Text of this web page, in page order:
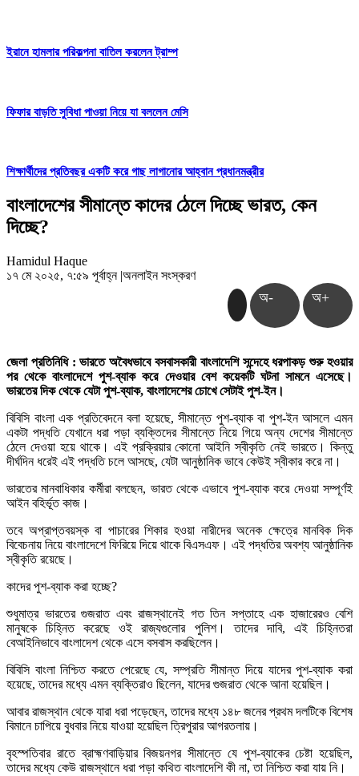
ইরানে হামলার পরিকল্পনা বাতিল করলেন ট্রাম্প
ফিফার বাড়তি সুবিধা পাওয়া নিয়ে যা বললেন মেসি
শিক্ষার্থীদের প্রতিবছর একটি করে গাছ লাগানোর আহ্বান প্রধানমন্ত্রীর
বাংলাদেশের সীমান্তে কাদের ঠেলে দিচ্ছে ভারত, কেন
দিচ্ছে?
Hamidul Haque
১৭ মে ২০২৫, ৭:৫৯ পূর্বাহ্ন |অনলাইন সংস্করণ
অ- অ+
জেলা প্রতিনিধি : ভারতে অবৈধভাবে বসবাসকারী বাংলাদেশি সন্দেহে ধরপাকড় শুরু হওয়ার
পর থেকে বাংলাদেশে পুশ-ব্যাক করে দেওয়ার বেশ কয়েকটি ঘটনা সামনে এসেছে।
ভারতের দিক থেকে যেটা পুশ-ব্যাক, বাংলাদেশের চোখে সেটাই পুশ-ইন।
বিবিসি বাংলা এক প্রতিবেদনে বলা হয়েছে, সীমান্তে পুশ-ব্যাক বা পুশ-ইন আসলে এমন
একটা পদ্ধতি যেখানে ধরা পড়া ব্যক্তিদের সীমান্তে নিয়ে গিয়ে অন্য দেশের সীমান্তে
ঠেলে দেওয়া হয়ে থাকে। এই প্রক্রিয়ার কোনো আইনি স্বীকৃতি নেই ভারতে। কিন্তু
দীর্ঘদিন ধরেই এই পদ্ধতি চলে আসছে, যেটা আনুষ্ঠানিক ভাবে কেউই স্বীকার করে না।
ভারতের মানবাধিকার কর্মীরা বলছেন, ভারত থেকে এভাবে পুশ-ব্যাক করে দেওয়া সম্পূর্ণই
আইন বহির্ভূত কাজ।
তবে অপ্রাপ্তবয়স্ক বা পাচারের শিকার হওয়া নারীদের অনেক ক্ষেত্রে মানবিক দিক
বিবেচনায় নিয়ে বাংলাদেশে ফিরিয়ে দিয়ে থাকে বিএসএফ। এই পদ্ধতির অবশ্য আনুষ্ঠানিক
স্বীকৃতি রয়েছে।
কাদের পুশ-ব্যাক করা হচ্ছে?
শুধুমাত্র ভারতের গুজরাত এবং রাজস্থানেই গত তিন সপ্তাহে এক হাজারেরও বেশি
মানুষকে চিহ্নিত করেছে ওই রাজ্যগুলোর পুলিশ। তাদের দাবি, এই চিহ্নিতরা
বেআইনিভাবে বাংলাদেশ থেকে এসে বসবাস করছিলেন।
বিবিসি বাংলা নিশ্চিত করতে পেরেছে যে, সম্প্রতি সীমান্ত দিয়ে যাদের পুশ-ব্যাক করা
হয়েছে, তাদের মধ্যে এমন ব্যক্তিরাও ছিলেন, যাদের গুজরাত থেকে আনা হয়েছিল।
আবার রাজস্থান থেকে যারা ধরা পড়েছেন, তাদের মধ্যে ১৪৮ জনের প্রথম দলটিকে বিশেষ
বিমানে চাপিয়ে বুধবার নিয়ে যাওয়া হয়েছিল ত্রিপুরার আগরতলায়।
বৃহস্পতিবার রাতে ব্রাহ্মণবাড়িয়ার বিজয়নগর সীমান্তে যে পুশ-ব্যাকের চেষ্টা হয়েছিল,
তাদের মধ্যে কেউ রাজস্থানে ধরা পড়া কথিত বাংলাদেশি কী না, তা নিশ্চিত করা যায় নি।